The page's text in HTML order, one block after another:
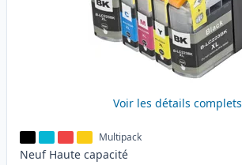
Voir les détails complets
Multipack
Neuf Haute capacité